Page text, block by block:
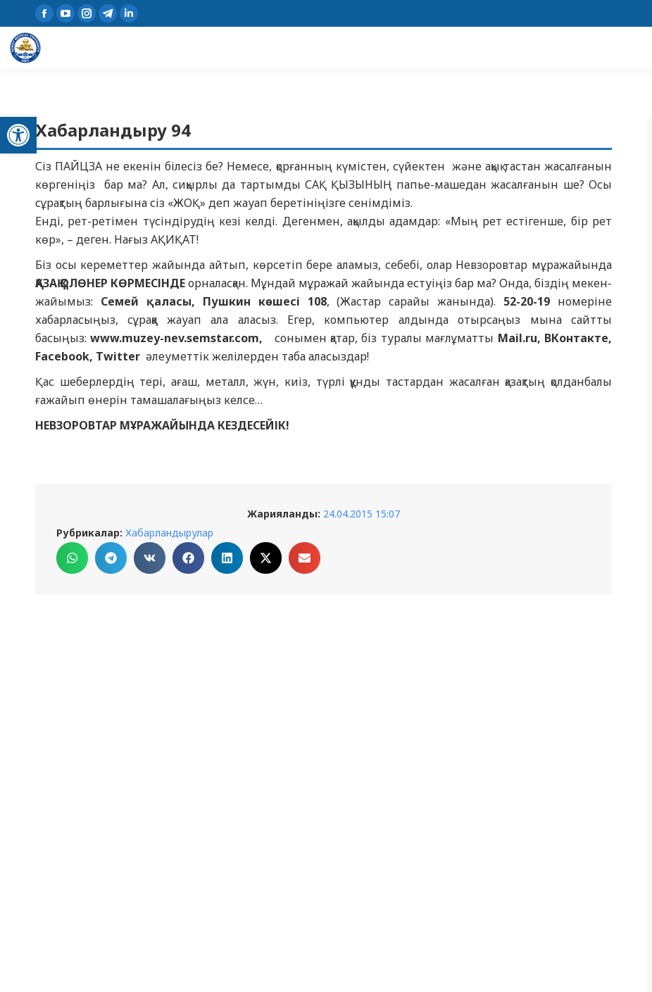
Open toolbar
Хабарландыру 94
Сіз ПАЙЦЗА не екенін білесіз бе? Немесе, қорғанның күмістен, сүйектен және ақық тастан жасалғанын
көргеніңіз бар ма? Ал, сиқырлы да тартымды САҚ ҚЫЗЫНЫҢ папье-машедан жасалғанын ше? Осы
сұрақтың барлығына сіз «ЖОҚ» деп жауап беретініңізге сенімдіміз.
Енді, рет-ретімен түсіндірудің кезі келді. Дегенмен, ақылды адамдар: «Мың рет естігенше, бір рет
көр», – деген. Нағыз АҚИҚАТ!
Біз осы кереметтер жайында айтып, көрсетіп бере аламыз, себебі, олар Невзоровтар мұражайында
ҚАЗАҚ ҚОЛӨНЕР КӨРМЕСІНДЕорналасқан. Мұндай мұражай жайында естуіңіз бар ма? Онда, біздің мекен-
жайымыз: Семей қаласы, Пушкин көшесі 108, (Жастар сарайы жанында). 52-20-19 номеріне
хабарласыңыз, сұраққа жауап ала аласыз. Егер, компьютер алдында отырсаңыз мына сайтты
басыңыз:www.muzey-nev.semstar.com, сонымен қатар, біз туралы мағлұматты Mail.ru, ВКонтакте,
Facebook, Twitter әлеуметтік желілерден таба аласыздар!
Қас шеберлердің тері, ағаш, металл, жүн, киіз, түрлі құнды тастардан жасалған қазақтың қолданбалы
ғажайып өнерін тамашалағыңыз келсе…
НЕВЗОРОВТАР МҰРАЖАЙЫНДА КЕЗДЕСЕЙІК!
Жарияланды: 24.04.2015 15:07
Рубрикалар: Хабарландырулар